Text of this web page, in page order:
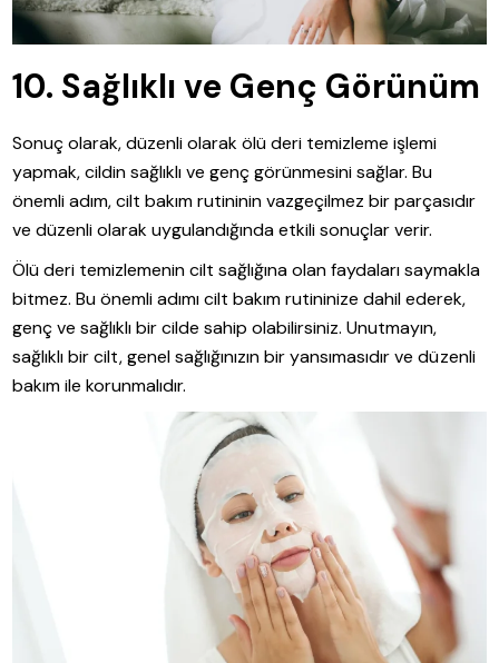
10. Sağlıklı ve Genç Görünüm
Sonuç olarak, düzenli olarak ölü deri temizleme işlemi
yapmak, cildin sağlıklı ve genç görünmesini sağlar. Bu
önemli adım, cilt bakım rutininin vazgeçilmez bir parçasıdır
ve düzenli olarak uygulandığında etkili sonuçlar verir.
Ölü deri temizlemenin cilt sağlığına olan faydaları saymakla
bitmez. Bu önemli adımı cilt bakım rutininize dahil ederek,
genç ve sağlıklı bir cilde sahip olabilirsiniz. Unutmayın,
sağlıklı bir cilt, genel sağlığınızın bir yansımasıdır ve düzenli
bakım ile korunmalıdır.